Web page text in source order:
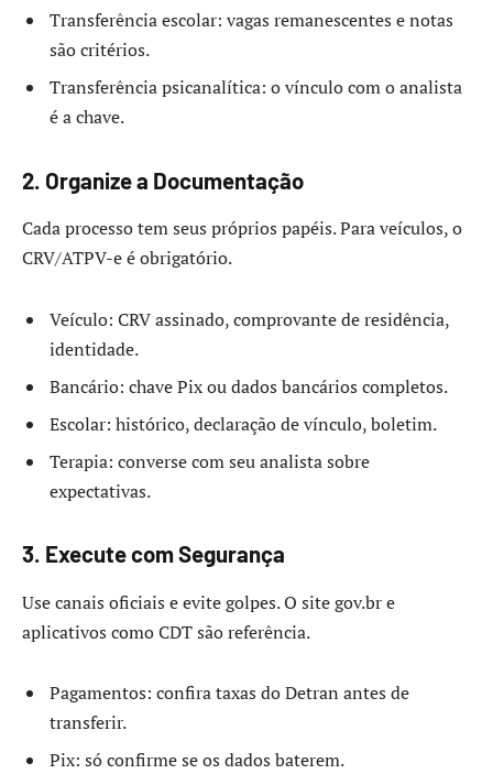
Transferência escolar: vagas remanescentes e notas
são critérios.
Transferência psicanalítica: o vínculo com o analista
é a chave.
2. Organize a Documentação
Cada processo tem seus próprios papéis. Para veículos, o
CRV/ATPV-e é obrigatório.
Veículo: CRV assinado, comprovante de residência,
identidade.
Bancário: chave Pix ou dados bancários completos.
Escolar: histórico, declaração de vínculo, boletim.
Terapia: converse com seu analista sobre
expectativas.
3. Execute com Segurança
Use canais oficiais e evite golpes. O site gov.br e
aplicativos como CDT são referência.
Pagamentos: confira taxas do Detran antes de
transferir.
Pix: só confirme se os dados baterem.